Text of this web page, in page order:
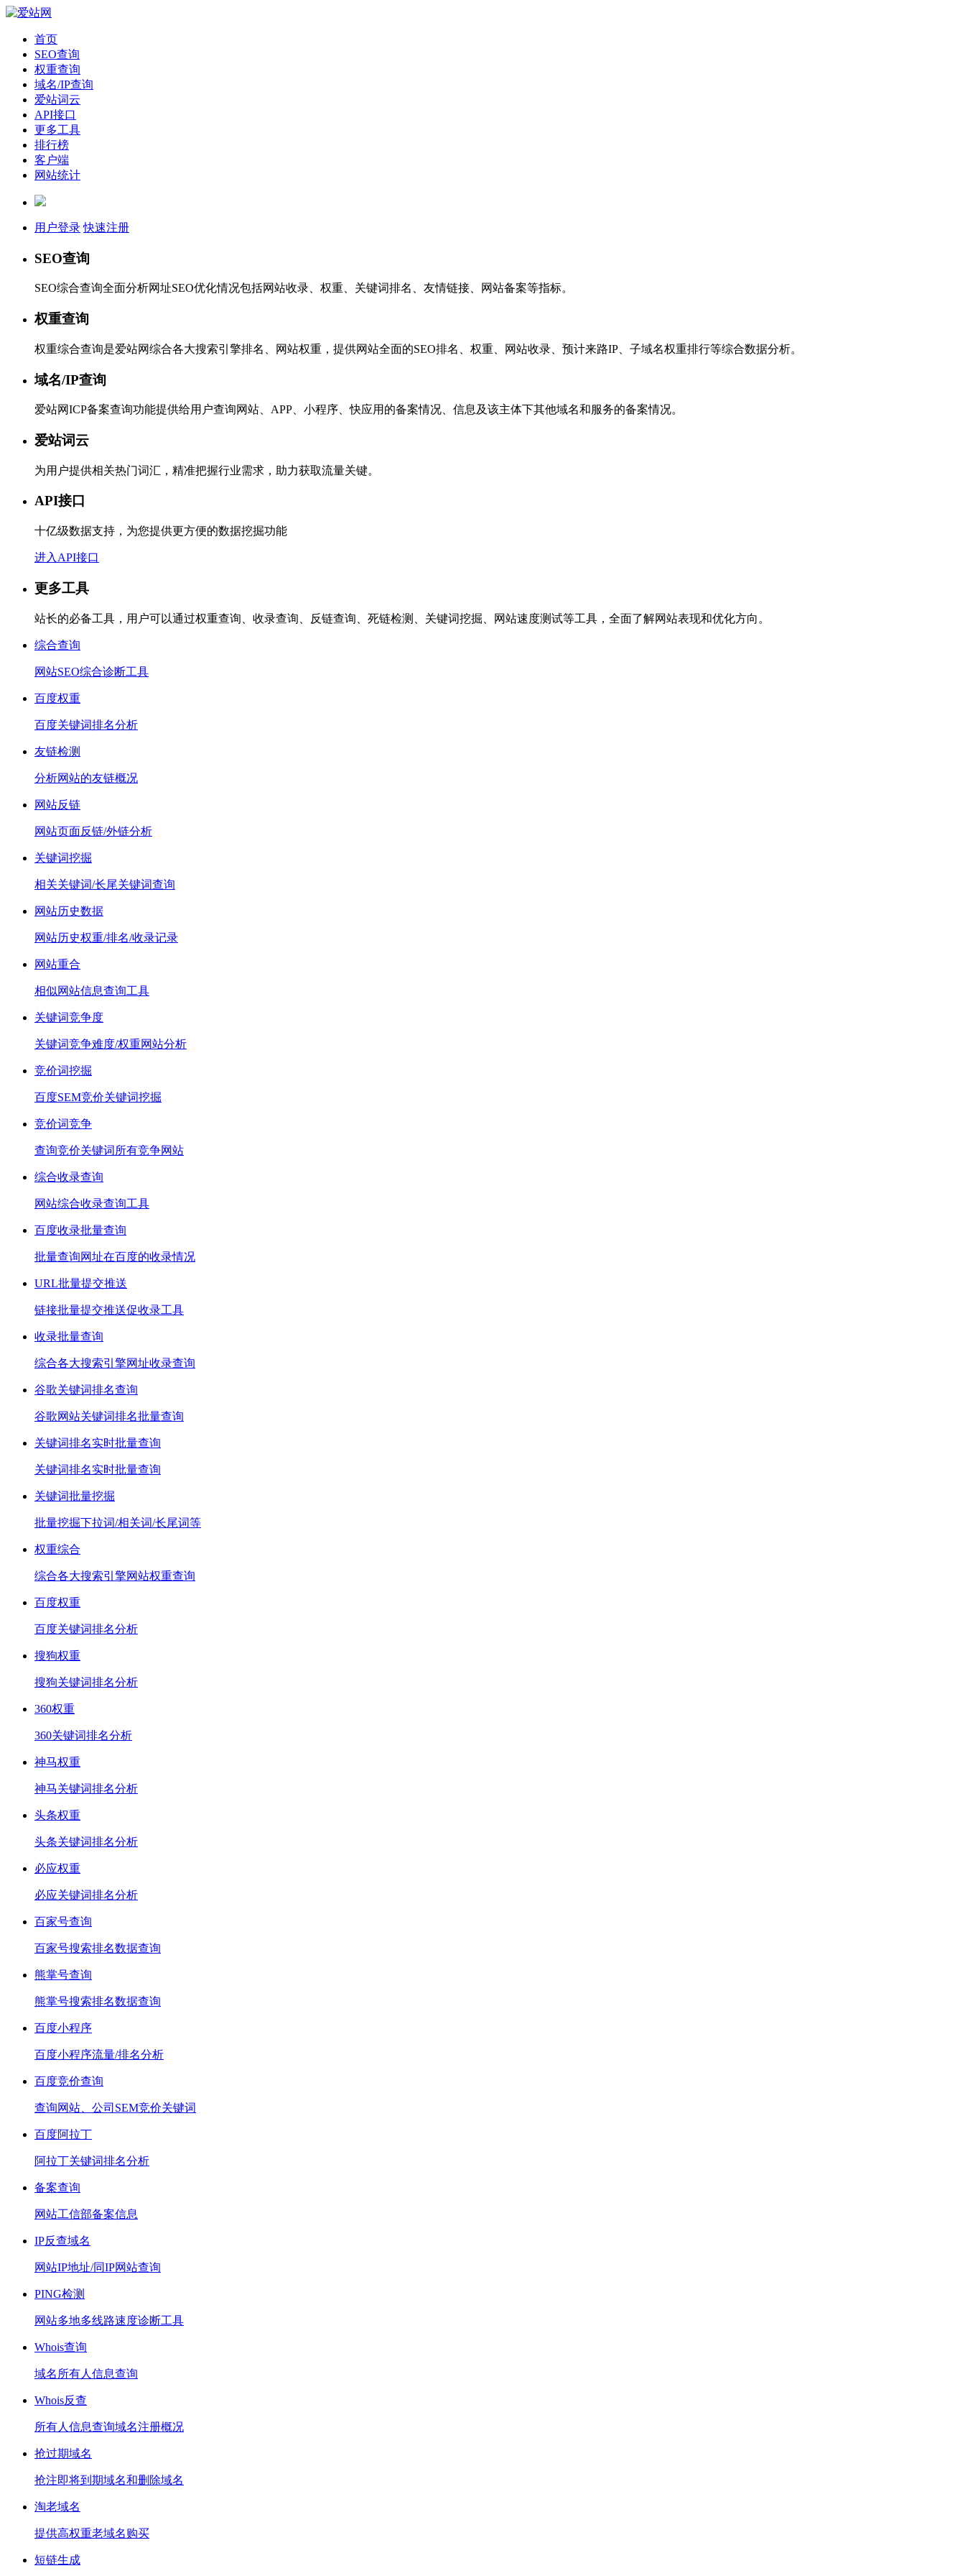
首页
SEO查询
权重查询
域名/IP查询
爱站词云
API接口
更多工具
排行榜
客户端
网站统计
用户登录 快速注册
SEO查询
SEO综合查询全面分析网址SEO优化情况包括网站收录、权重、关键词排名、友情链接、网站备案等指标。
权重查询
权重综合查询是爱站网综合各大搜索引擎排名、网站权重，提供网站全面的SEO排名、权重、网站收录、预计来路IP、子域名权重排行等综合数据分析。
域名/IP查询
爱站网ICP备案查询功能提供给用户查询网站、APP、小程序、快应用的备案情况、信息及该主体下其他域名和服务的备案情况。
爱站词云
为用户提供相关热门词汇，精准把握行业需求，助力获取流量关键。
API接口
十亿级数据支持，为您提供更方便的数据挖掘功能
进入API接口
更多工具
站长的必备工具，用户可以通过权重查询、收录查询、反链查询、死链检测、关键词挖掘、网站速度测试等工具，全面了解网站表现和优化方向。
综合查询
网站SEO综合诊断工具
百度权重
百度关键词排名分析
友链检测
分析网站的友链概况
网站反链
网站页面反链/外链分析
关键词挖掘
相关关键词/长尾关键词查询
网站历史数据
网站历史权重/排名/收录记录
网站重合
相似网站信息查询工具
关键词竞争度
关键词竞争难度/权重网站分析
竞价词挖掘
百度SEM竞价关键词挖掘
竞价词竞争
查询竞价关键词所有竞争网站
综合收录查询
网站综合收录查询工具
百度收录批量查询
批量查询网址在百度的收录情况
URL批量提交推送
链接批量提交推送促收录工具
收录批量查询
综合各大搜索引擎网址收录查询
谷歌关键词排名查询
谷歌网站关键词排名批量查询
关键词排名实时批量查询
关键词排名实时批量查询
关键词批量挖掘
批量挖掘下拉词/相关词/长尾词等
权重综合
综合各大搜索引擎网站权重查询
百度权重
百度关键词排名分析
搜狗权重
搜狗关键词排名分析
360权重
360关键词排名分析
神马权重
神马关键词排名分析
头条权重
头条关键词排名分析
必应权重
必应关键词排名分析
百家号查询
百家号搜索排名数据查询
熊掌号查询
熊掌号搜索排名数据查询
百度小程序
百度小程序流量/排名分析
百度竞价查询
查询网站、公司SEM竞价关键词
百度阿拉丁
阿拉丁关键词排名分析
备案查询
网站工信部备案信息
IP反查域名
网站IP地址/同IP网站查询
PING检测
网站多地多线路速度诊断工具
Whois查询
域名所有人信息查询
Whois反查
所有人信息查询域名注册概况
抢过期域名
抢注即将到期域名和删除域名
淘老域名
提供高权重老域名购买
短链生成